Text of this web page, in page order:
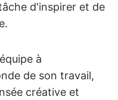
d'inspirer et de
à
de son travail,
créative et